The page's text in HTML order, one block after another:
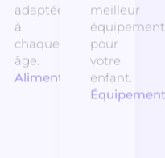
adaptée
à
chaque
âge.
Alimentation
meilleur
équipement
pour
votre
enfant.
Équipement